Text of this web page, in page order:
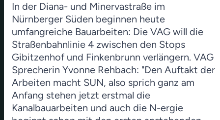
In der Diana- und Minervastraße im
Nürnberger Süden beginnen heute
umfangreiche Bauarbeiten: Die VAG will die
Straßenbahnlinie 4 zwischen den Stops
Gibitzenhof und Finkenbrunn verlängern. VAG
Sprecherin Yvonne Rehbach: "Den Auftakt der
Arbeiten macht SUN, also sprich ganz am
Anfang stehen jetzt erstmal die
Kanalbauarbeiten und auch die N-ergie